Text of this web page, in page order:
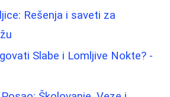
Rešenja i saveti za
Slabe i Lomljive Nokte? -